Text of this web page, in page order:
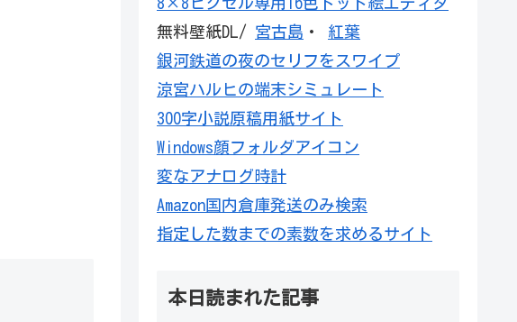
無料壁紙DL/ 宮古島 ・ 紅葉
銀河鉄道の夜のセリフをスワイプ
涼宮ハルヒの端末シミュレート
300字小説原稿用紙サイト
Windows顔フォルダアイコン
変なアナログ時計
Amazon国内倉庫発送のみ検索
指定した数までの素数を求めるサイト
本日読まれた記事